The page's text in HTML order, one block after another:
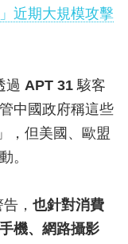
近期大規模攻擊
過 APT 31駭客
中國政府稱這些
，但美國、歐盟
。
， 也針對消費
機、網路攝影